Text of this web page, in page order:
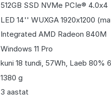
512GB SSD NVMe PCIe® 4.0x4
LED 14'' WUXGA 1920x1200
Integrated AMD Radeon 840M
Windows 11 Pro
kuni 18 tundi, 57Wh, Laeb 80%
1380 g
3 aastat